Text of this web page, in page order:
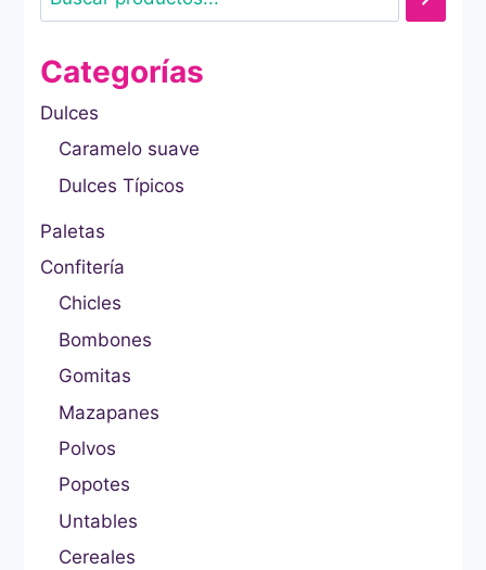
Categorías
Dulces
Caramelo suave
Dulces Típicos
Paletas
Confitería
Chicles
Bombones
Gomitas
Mazapanes
Polvos
Popotes
Untables
Cereales